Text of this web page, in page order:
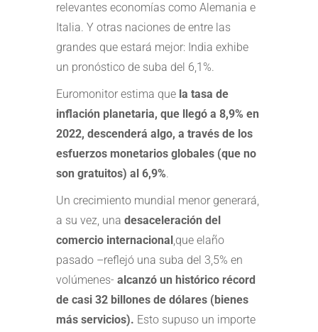
relevantes economías como Alemania e
Italia. Y otras naciones de entre las
grandes que estará mejor: India exhibe
un pronóstico de suba del 6,1%.
Euromonitor estima que la tasa de
inflación planetaria, que llegó a 8,9% en
2022, descenderá algo, a través de los
esfuerzos monetarios globales (que no
son gratuitos) al 6,9%.
Un crecimiento mundial menor generará,
a su vez, una desaceleración del
comercio internacional,que elaño
pasado –reflejó una suba del 3,5% en
volúmenes- alcanzó un histórico récord
de casi 32 billones de dólares (bienes
más servicios). Esto supuso un importe